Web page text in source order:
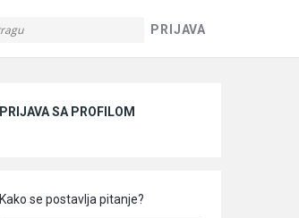
PRIJAVA
PRIJAVA SA PROFILOM
Kako se postavlja pitanje?